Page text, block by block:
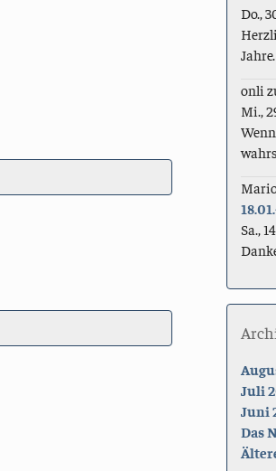
Do.,
onli
Mi.,
Sa.,
Juli
Juni
Das